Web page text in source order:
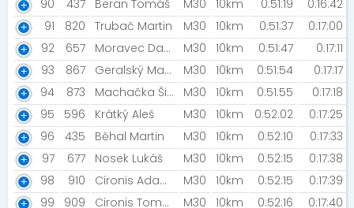
90
437 Beran Tomáš M30 10km 0:51:19
0:16:42
91
820 Trubač Martin M30 10km 0:51:37
0:17:00
92
657 Moravec David M30 10km 0:51:47
0:17:11
93
867 Geralský Matěj M30 10km 0:51:54
0:17:17
94
873 Machačka Šimon M30 10km 0:51:55
0:17:18
95
596 Krátký Aleš M30 10km 0:52:02
0:17:25
96
435 Běhal Martin M30 10km 0:52:10
0:17:33
97
677 Nosek Lukáš M30 10km 0:52:15
0:17:38
98
910 Cironis Adam [Startup Kitchen] M30 10km 0:52:15
0:17:39
99
909 Cironis Tomáš [Startup Kitchen] M30 10km 0:52:16 0:17:40